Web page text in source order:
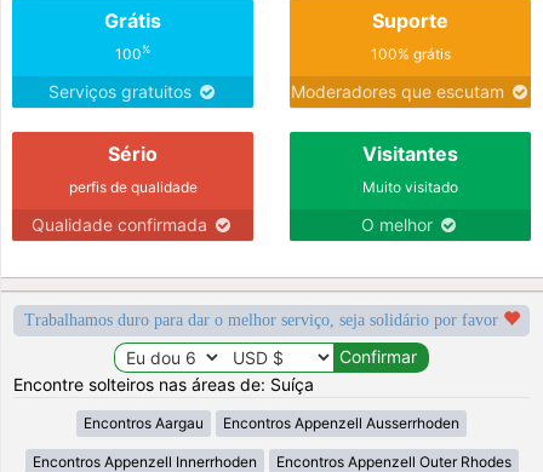
Grátis
100%
Serviços gratuitos
Suporte
100% grátis
Moderadores que escutam
Sério
perfis de qualidade
Qualidade confirmada
Visitantes
Muito visitado
O melhor
Trabalhamos duro para dar o melhor serviço, seja solidário por favor
Encontre solteiros nas áreas de: Suíça
Encontros Aargau Encontros Appenzell Ausserrhoden
Encontros Appenzell Innerrhoden Encontros Appenzell Outer Rhodes